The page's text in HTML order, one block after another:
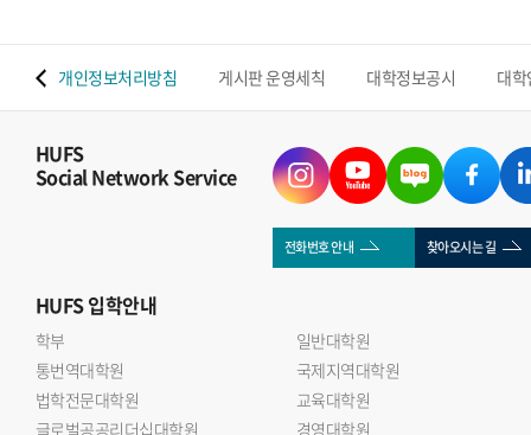
개인정보처리방침 게시판 운영세칙 대학정보공시 대
HUFS
Social Network Service
전화번호 안내 찾아오시는 길
HUFS입학안내
학부
일반대학원
통번역대학원
국제지역대학원
법학전문대학원
교육대학원
글로벌공공리더십대학원
경영대학원